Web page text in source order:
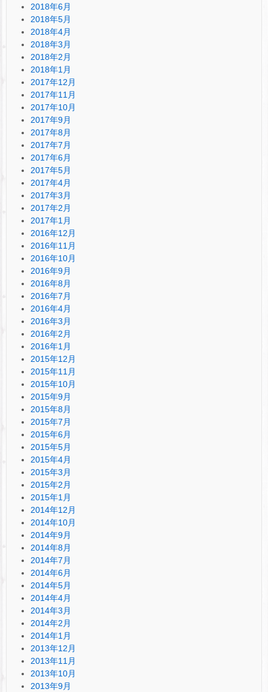
2018年6月
2018年5月
2018年4月
2018年3月
2018年2月
2018年1月
2017年12月
2017年11月
2017年10月
2017年9月
2017年8月
2017年7月
2017年6月
2017年5月
2017年4月
2017年3月
2017年2月
2017年1月
2016年12月
2016年11月
2016年10月
2016年9月
2016年8月
2016年7月
2016年4月
2016年3月
2016年2月
2016年1月
2015年12月
2015年11月
2015年10月
2015年9月
2015年8月
2015年7月
2015年6月
2015年5月
2015年4月
2015年3月
2015年2月
2015年1月
2014年12月
2014年10月
2014年9月
2014年8月
2014年7月
2014年6月
2014年5月
2014年4月
2014年3月
2014年2月
2014年1月
2013年12月
2013年11月
2013年10月
2013年9月